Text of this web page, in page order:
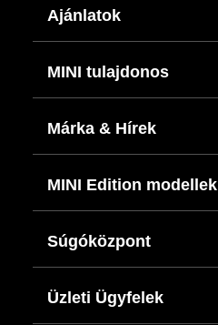
Ajánlatok
MINI tulajdonos
Márka & Hírek
MINI Edition modellek
Súgóközpont
Üzleti Ügyfelek